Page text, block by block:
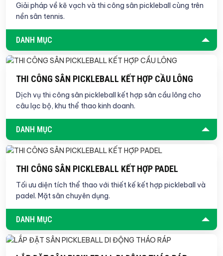
Giải pháp về kẽ vạch và thi công sân pickleball cùng trên
DANH MỤC
THI CÔNG SÂN PICKLEBALL KẾT HỢP CẦU LÔNG
Dịch vụ thi công sân pickleball kết hợp sân cầu lông cho
câu lạc bộ, khu thể thao kinh doanh.
DANH MỤC
THI CÔNG SÂN PICKLEBALL KẾT HỢP PADEL
Tối ưu diện tích thể thao với thiết kế kết hợp pickleball và
padel. Mặt sân chuyên dụng.
DANH MỤC